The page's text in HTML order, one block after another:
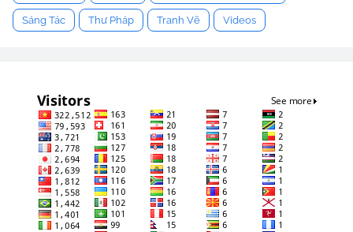
Sáng Tác Thư Pháp Tranh Vẽ Videos